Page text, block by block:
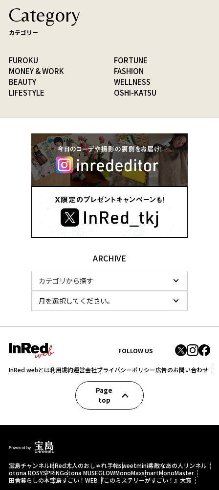
Category
カテゴリー
FUROKU
FORTUNE
MONEY & WORK
FASHION
BEAUTY
WELLNESS
LIFESTYLE
OSHI-KATSU
ARCHIVE
FOLLOW US
InRed webとは利用規約運営会社プライバシーポリシー広告のお問い合わせ
Page
top
宝島チャンネルInRed大人のおしゃれ手帖sweetmini素敵なあの人 リンネル
otona ROSYSPRiNGotona MUSEGLOWMonoMaxsmartMonoMaster
田舎暮らしの本宝島すごい！WEB 『このミステリーがすごい！』大賞